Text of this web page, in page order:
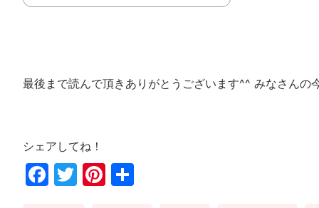
最後まで読んで頂きありがとうございます^^ みなさんの
シェアしてね！
Fac
Twi
Pin